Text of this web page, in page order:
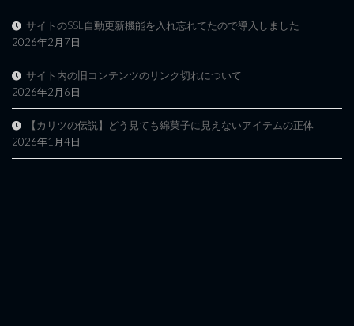
サイトのSSL自動更新機能を入れ忘れてたので導入しました
2026年2月7日
サイト内の旧コンテンツのリンク切れについて
2026年2月6日
【カリツの伝説】どう見ても綿菓子に見えないアイテムの正体
2026年1月4日